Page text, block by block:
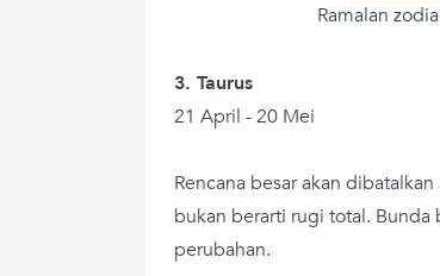
Ramalan
3. Taurus
21 April - 20 Mei
Rencana besar akan
bukan berarti rugi total.
perubahan.